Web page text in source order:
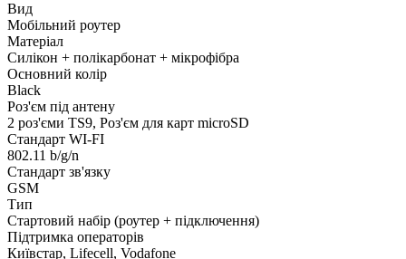
Вид
Мобільний роутер
Матеріал
Силікон + полікарбонат + мікрофібра
Основний колір
Black
Роз'єм під антену
2 роз'єми TS9, Роз'єм для карт microSD
Стандарт WI-FI
802.11 b/g/n
Стандарт зв'язку
GSM
Тип
Стартовий набір (роутер + підключення)
Підтримка операторів
Київстар, Lifecell, Vodafone